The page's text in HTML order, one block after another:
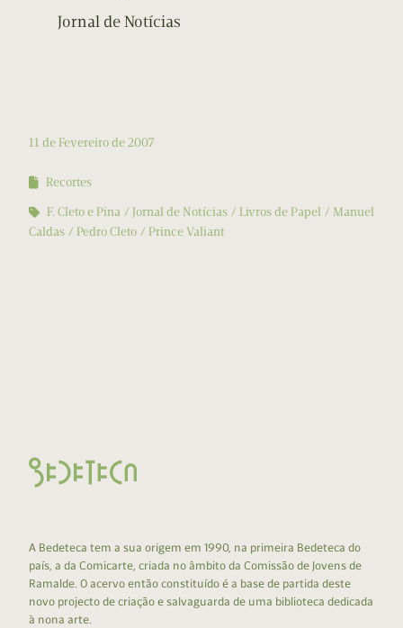
Jornal de Notícias
11 de Fevereiro de 2007
Recortes
F. Cleto e Pina
Jornal de Notícias Livros de Papel
Manuel
Caldas
Pedro Cleto Prince Valiant
A Bedeteca tem a sua origem em 1990, na primeira Bedeteca do
país, a da Comicarte, criada no âmbito da Comissão de Jovens de
Ramalde. O acervo então constituído é a base de partida deste
novo projecto de criação e salvaguarda de uma biblioteca dedicada
à nona arte.